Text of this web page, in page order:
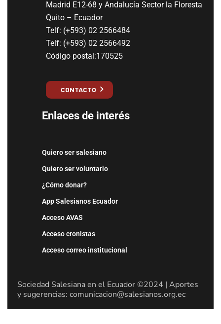
Madrid E12-68 y Andalucía Sector la Floresta
Quito – Ecuador
Telf: (+593) 02 2566484
Telf: (+593) 02 2566492
Código postal:170525
CONTACTO
Enlaces de interés
Quiero ser salesiano
Quiero ser voluntario
¿Cómo donar?
App Salesianos Ecuador
Acceso AVAS
Acceso cronistas
Acceso correo institucional
Sociedad Salesiana en el Ecuador ©2024 | Aportes
y sugerencias: comunicacion@salesianos.org.ec